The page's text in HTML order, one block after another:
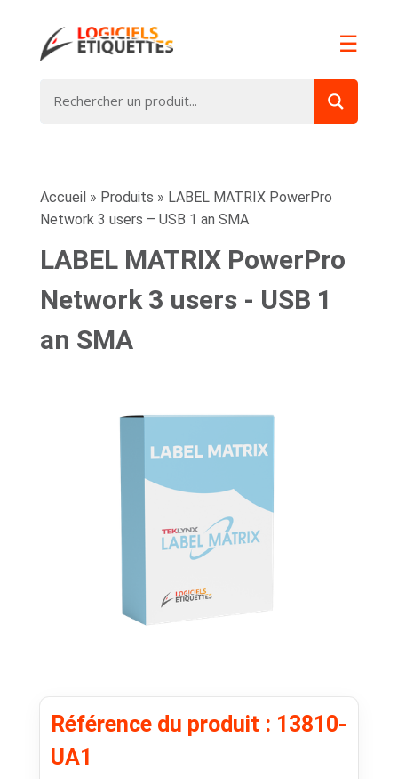
☰
Accueil » Produits » LABEL MATRIX PowerPro
Network 3 users – USB 1 an SMA
LABEL MATRIX PowerPro
Network 3 users - USB 1
an SMA
Référence du produit : 13810-
UA1